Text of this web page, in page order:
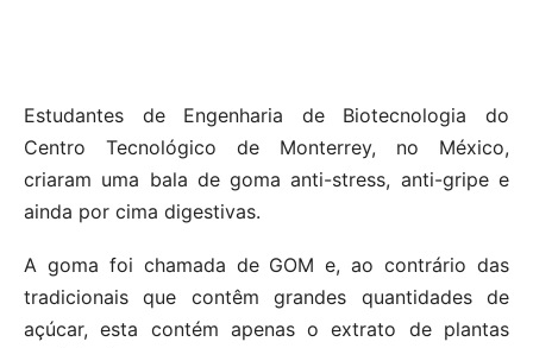
Estudantes de Engenharia de Biotecnologia do
Centro Tecnológico de Monterrey, no México,
criaram uma bala de goma anti-stress, anti-gripe e
ainda por cima digestivas.
A goma foi chamada de GOM e, ao contrário das
tradicionais que contêm grandes quantidades de
açúcar, esta contém apenas o extrato de plantas